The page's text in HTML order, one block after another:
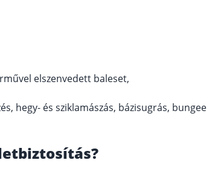
elszenvedett baleset,
hegy- és sziklamászás, bázisugrás, bungee